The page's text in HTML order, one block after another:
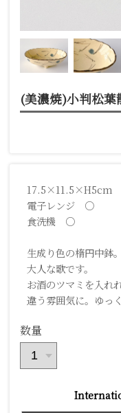
(美濃焼)小判松葉
17.5×11.5×H5cm
電子レンジ ○
食洗機 ○
生成り色の楕円中鉢
大人な歌です。
お酒のツマミを入れ
違う雰囲気に。ゆっ
数量